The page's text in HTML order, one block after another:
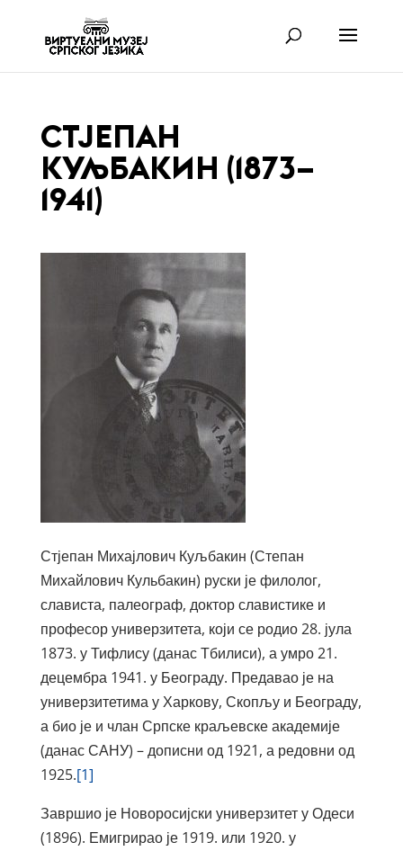
СТЈЕПАН
КУЉБАКИН (1873–
1941)
Стјепан Михајлович Куљбакин (Степан
Михайлович Кульбакин) руски је филолог,
слависта, палеограф, доктор славистике и
професор универзитета, који се родио 28. јула
1873. у Тифлису (данас Тбилиси), а умро 21.
децембра 1941. у Београду. Предавао је на
универзитетима у Харкову, Скопљу и Београду,
а био је и члан Српске краљевске академије
(данас САНУ) – дописни од 1921, а редовни од
1925.[1]
Завршио је Новоросијски универзитет у Одеси
(1896). Емигрирао је 1919. или 1920. у